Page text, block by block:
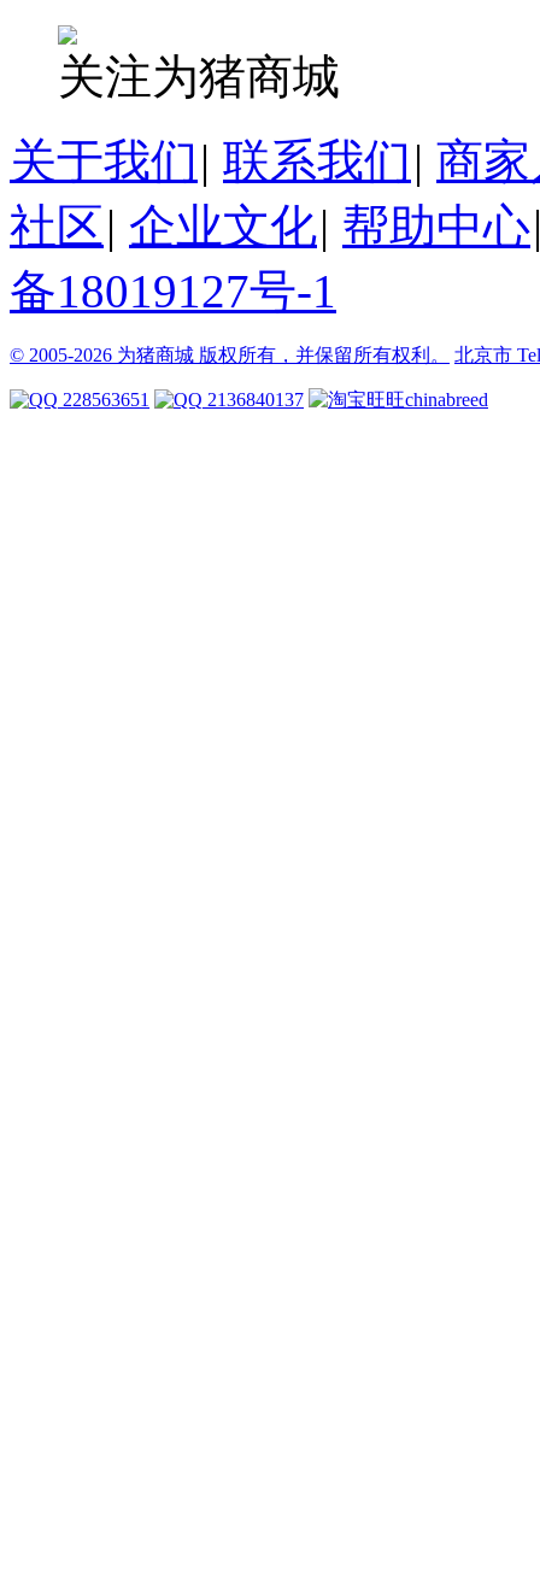
关注为猪商城
关于我们 | 联系我们 | 商
社区| 企业文化| 帮助中心
备18019127号-1
© 2005-2026 为猪商城 版权所有，并保留所有权利。 北京市
228563651 2136840137 chinabreed